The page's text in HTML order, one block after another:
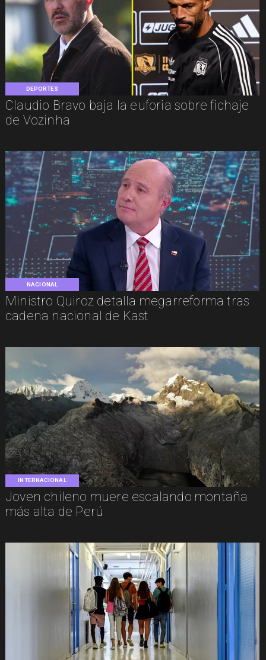
DEPORTES
Claudio Bravo baja la euforia sobre fichaje
de Vozinha
NACIONAL
Ministro Quiroz detalla megarreforma tras
cadena nacional de Kast
INTERNACIONAL
Joven chileno muere escalando montaña
más alta de Perú